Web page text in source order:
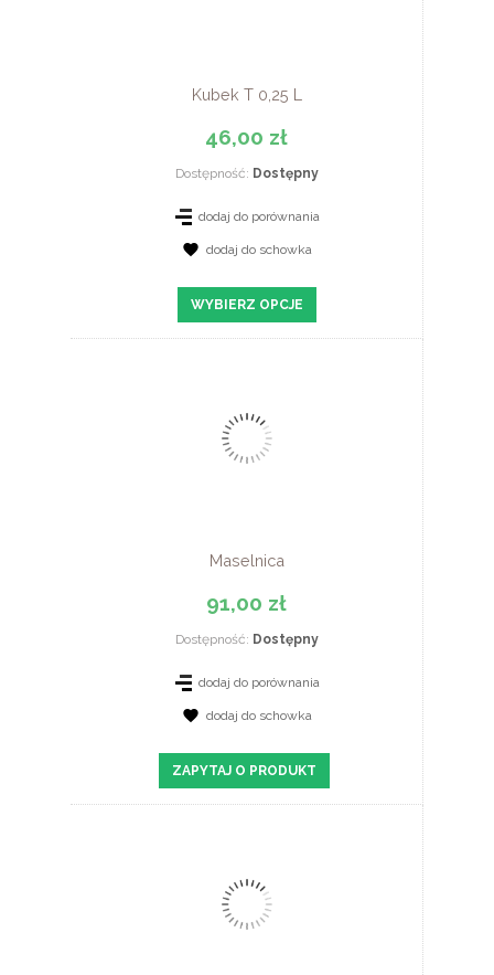
Kubek T 0,25 L
46,00 zł
Dostępność: Dostępny
dodaj do porównania
dodaj do schowka
WYBIERZ OPCJE
Maselnica
91,00 zł
Dostępność: Dostępny
dodaj do porównania
dodaj do schowka
ZAPYTAJ O PRODUKT